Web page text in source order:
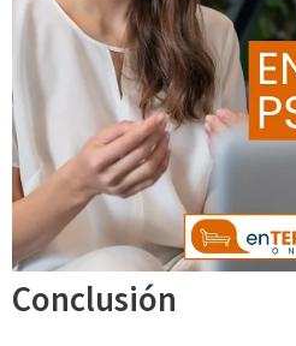
Conclusión